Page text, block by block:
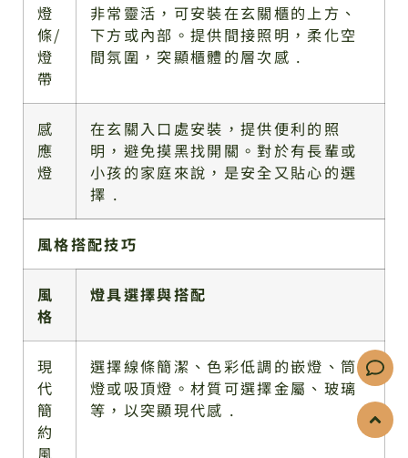
燈
條/
燈
帶
非常靈活，可安裝在玄關櫃的上方、
下方或內部。提供間接照明，柔化空
間氛圍，突顯櫃體的層次感 .
感
應
燈
在玄關入口處安裝，提供便利的照
明，避免摸黑找開關。對於有長輩或
小孩的家庭來說，是安全又貼心的選
擇 .
風格搭配技巧
風
格
燈具選擇與搭配
現
代
簡
約
風
選擇線條簡潔、色彩低調的嵌燈、筒
燈或吸頂燈。材質可選擇金屬、玻璃
等，以突顯現代感 .